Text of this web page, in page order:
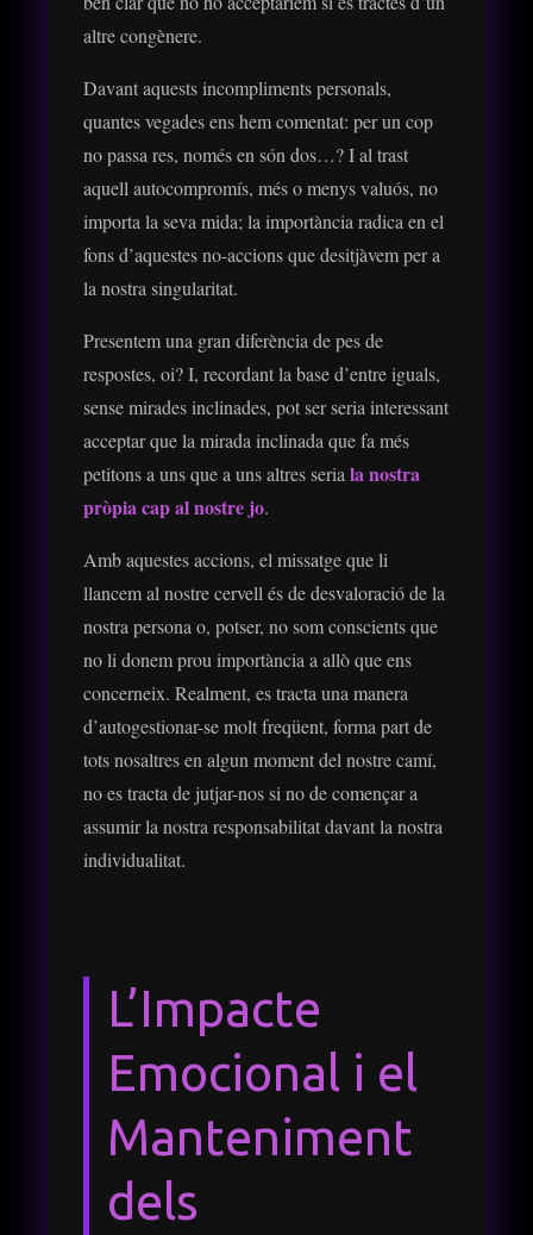
altre congènere.
Davant aquests incompliments personals,
quantes vegades ens hem comentat: per un cop
no passa res, només en són dos…? I al trast
aquell autocompromís, més o menys valuós, no
importa la seva mida; la importància radica en el
fons d’aquestes no-accions que desitjàvem per a
la nostra singularitat.
Presentem una gran diferència de pes de
respostes, oi? I, recordant la base d’entre iguals,
sense mirades inclinades, pot ser seria interessant
acceptar que la mirada inclinada que fa més
petitons a uns que a uns altres seriala nostra
pròpia cap al nostre jo.
Amb aquestes accions, el missatge que li
llancem al nostre cervell és de desvaloració de la
nostra persona o, potser, no som conscients que
no li donem prou importància a allò que ens
concerneix. Realment, es tracta una manera
d’autogestionar-se molt freqüent, forma part de
tots nosaltres en algun moment del nostre camí,
no es tracta de jutjar-nos si no de començar a
assumir la nostra responsabilitat davant la nostra
individualitat.
L’Impacte
Emocional i el
Manteniment
dels